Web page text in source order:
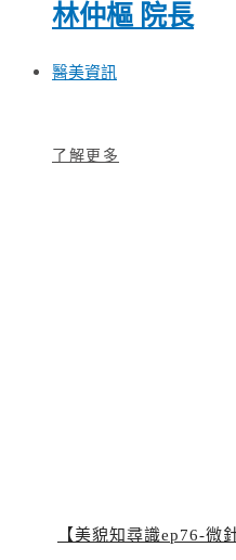
林仲樞 院長
醫美資訊
了解更多
【美貌知尋識ep76-微